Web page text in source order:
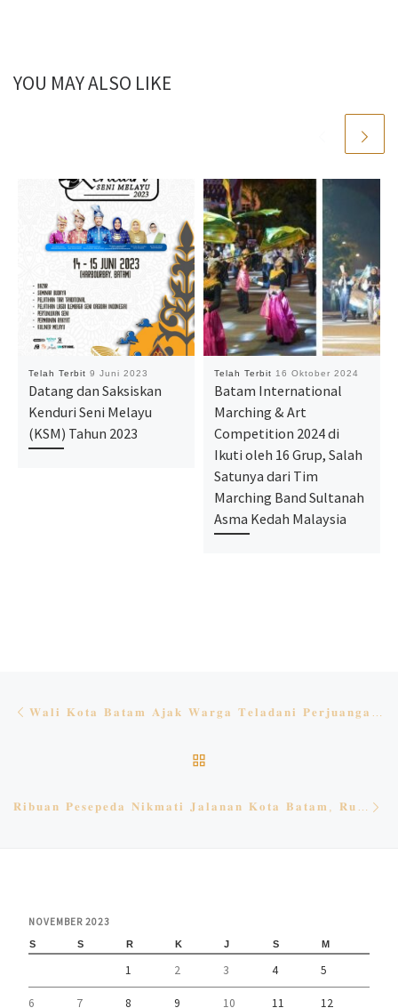
YOU MAY ALSO LIKE
Telah Terbit 9 Juni 2023
Datang dan Saksiskan
Kenduri Seni Melayu
(KSM) Tahun 2023
Telah Terbit 16 Oktober 2024
Batam International
Marching & Art
Competition 2024 di
Ikuti oleh 16 Grup, Salah
Satunya dari Tim
Marching Band Sultanah
Asma Kedah Malaysia
Navigasi pos
𝐑𝐢𝐛𝐮𝐚𝐧 𝐏𝐞𝐬𝐞𝐩𝐞𝐝𝐚 𝐍𝐢𝐤𝐦𝐚𝐭𝐢 𝐉𝐚𝐥𝐚𝐧𝐚𝐧 𝐊𝐨𝐭𝐚 𝐁𝐚𝐭𝐚𝐦, 𝐑𝐮𝐝𝐢-𝐌𝐚𝐫𝐥𝐢𝐧 𝐋𝐞𝐩𝐚𝐬 𝐏𝐞𝐬𝐞𝐫𝐭𝐚 𝐉𝐚𝐦𝐬𝐞𝐥𝐢𝐧𝐚𝐬 𝐗𝐈𝐈
NOVEMBER 2023
S S R K J S M
1 2 3 4 5
6 7 8 9 10 11 12